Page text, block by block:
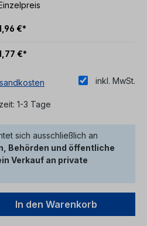
Einzelpreis
€*
€*
inkl. MwSt.
1-3 Tage
sich ausschließlich an
Behörden und öffentliche
Verkauf an private
Gib den
In den Warenkorb